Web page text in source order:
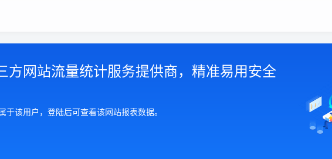
方网站流量统计服务提供商，精准易用安全
该用户，登陆后可查看该网站报表数据。